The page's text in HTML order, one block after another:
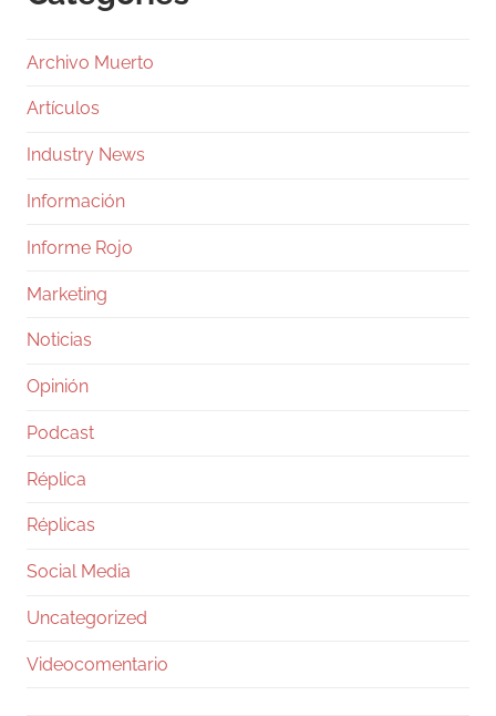
Archivo Muerto
Artículos
Industry News
Información
Informe Rojo
Marketing
Noticias
Opinión
Podcast
Réplica
Réplicas
Social Media
Uncategorized
Videocomentario